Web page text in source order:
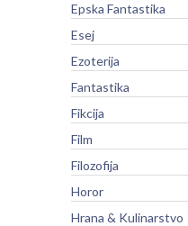
Epska Fantastika
Esej
Ezoterija
Fantastika
Fikcija
Film
Filozofija
Horor
Hrana & Kulinarstvo